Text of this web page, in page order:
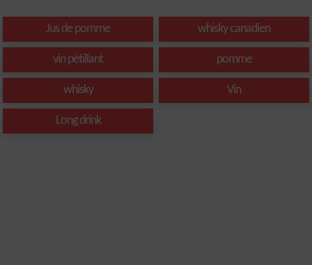
Jus de pomme whisky canadien
vin pétillant pomme
whisky Vin
Long drink